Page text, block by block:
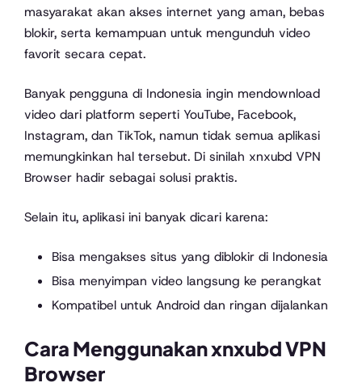
masyarakat akan akses internet yang aman, bebas
blokir, serta kemampuan untuk mengunduh video
favorit secara cepat.
Banyak pengguna di Indonesia ingin mendownload
video dari platform seperti YouTube, Facebook,
Instagram, dan TikTok, namun tidak semua aplikasi
memungkinkan hal tersebut. Di sinilah xnxubd VPN
Browser hadir sebagai solusi praktis.
Selain itu, aplikasi ini banyak dicari karena:
Bisa mengakses situs yang diblokir di Indonesia
Bisa menyimpan video langsung ke perangkat
Kompatibel untuk Android dan ringan dijalankan
Cara Menggunakan xnxubd VPN
Browser